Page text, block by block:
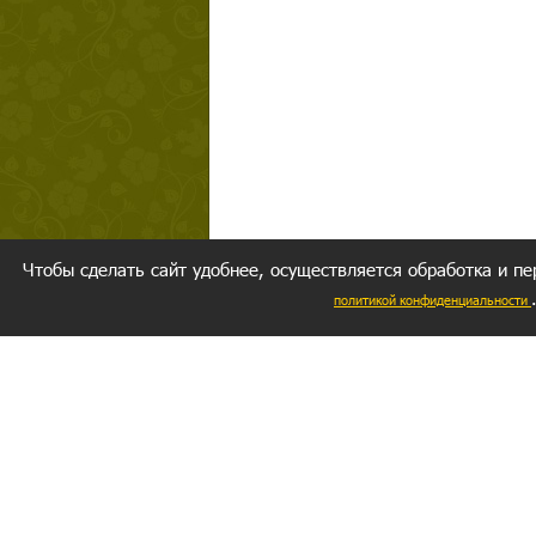
Чтобы сделать сайт удобнее, осуществляется обработка и
политикой конфиденциальности